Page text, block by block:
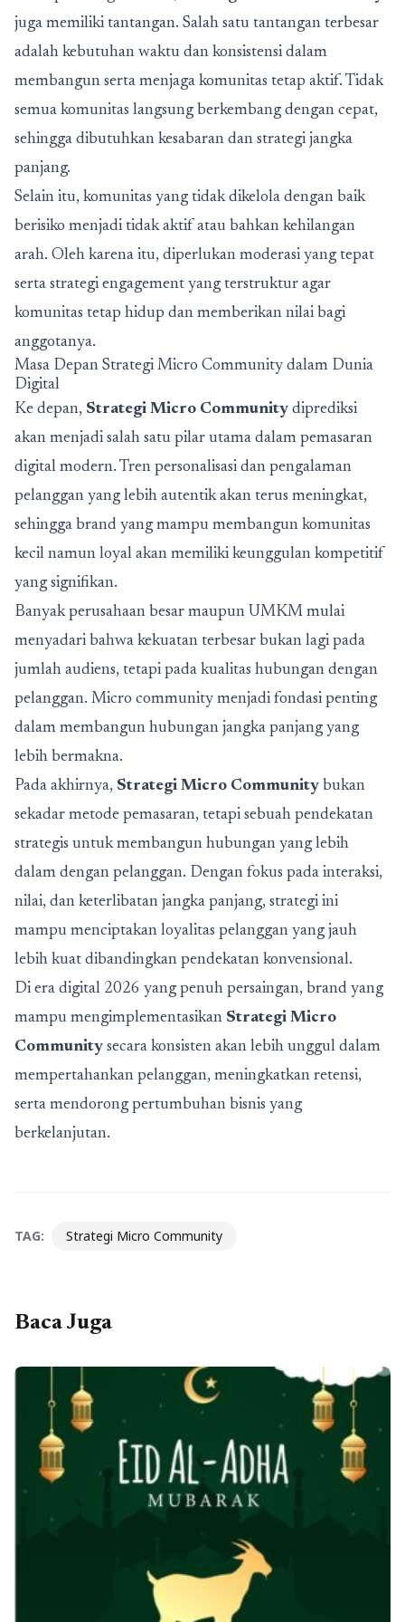
juga memiliki tantangan. Salah satu tantangan terbesar
adalah kebutuhan waktu dan konsistensi dalam
membangun serta menjaga komunitas tetap aktif. Tidak
semua komunitas langsung berkembang dengan cepat,
sehingga dibutuhkan kesabaran dan strategi jangka
panjang.
Selain itu, komunitas yang tidak dikelola dengan baik
berisiko menjadi tidak aktif atau bahkan kehilangan
arah. Oleh karena itu, diperlukan moderasi yang tepat
serta strategi engagement yang terstruktur agar
komunitas tetap hidup dan memberikan nilai bagi
anggotanya.
Masa Depan Strategi Micro Community dalam Dunia
Digital
Ke depan, Strategi Micro Community diprediksi
akan menjadi salah satu pilar utama dalam pemasaran
digital modern. Tren personalisasi dan pengalaman
pelanggan yang lebih autentik akan terus meningkat,
sehingga brand yang mampu membangun komunitas
kecil namun loyal akan memiliki keunggulan kompetitif
yang signifikan.
Banyak perusahaan besar maupun UMKM mulai
menyadari bahwa kekuatan terbesar bukan lagi pada
jumlah audiens, tetapi pada kualitas hubungan dengan
pelanggan. Micro community menjadi fondasi penting
dalam membangun hubungan jangka panjang yang
lebih bermakna.
Pada akhirnya, Strategi Micro Community bukan
sekadar metode pemasaran, tetapi sebuah pendekatan
strategis untuk membangun hubungan yang lebih
dalam dengan pelanggan. Dengan fokus pada interaksi,
nilai, dan keterlibatan jangka panjang, strategi ini
mampu menciptakan loyalitas pelanggan yang jauh
lebih kuat dibandingkan pendekatan konvensional.
Di era digital 2026 yang penuh persaingan, brand yang
mampu mengimplementasikan Strategi Micro
Community secara konsisten akan lebih unggul dalam
mempertahankan pelanggan, meningkatkan retensi,
serta mendorong pertumbuhan bisnis yang
berkelanjutan.
TAG: Strategi Micro Community
Baca Juga